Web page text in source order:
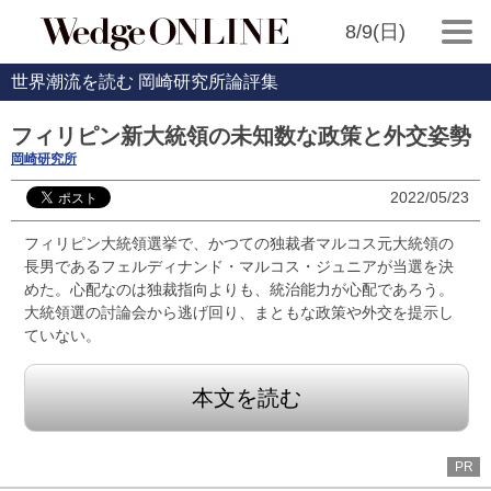
8/9(日)
世界潮流を読む 岡崎研究所論評集
フィリピン新大統領の未知数な政策と外交姿勢
岡崎研究所
2022/05/23
フィリピン大統領選挙で、かつての独裁者マルコス元大統領の
長男であるフェルディナンド・マルコス・ジュニアが当選を決
めた。心配なのは独裁指向よりも、統治能力が心配であろう。
大統領選の討論会から逃げ回り、まともな政策や外交を提示し
ていない。
本文を読む
PR